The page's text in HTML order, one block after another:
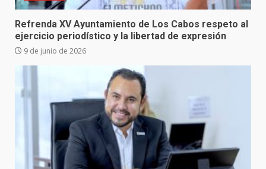
Refrenda XV Ayuntamiento de Los Cabos respeto al
ejercicio periodístico y la libertad de expresión
9 de junio de 2026